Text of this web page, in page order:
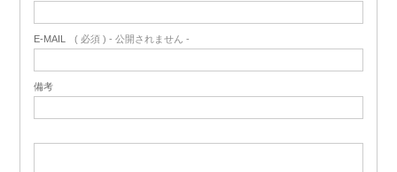
E-MAIL ( 必須 ) - 公開されません -
備考